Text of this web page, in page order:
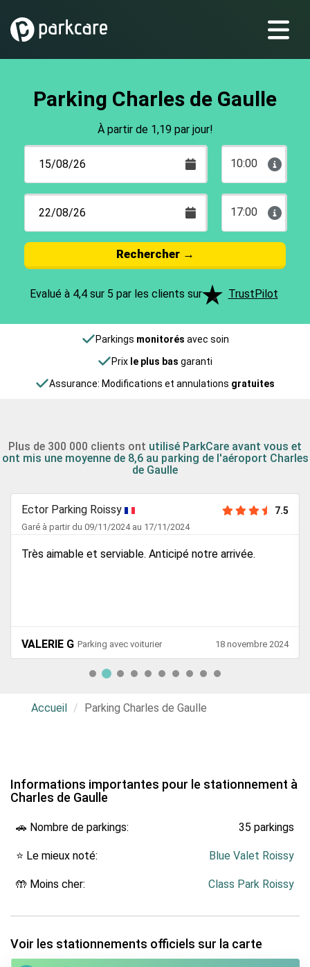
Parking Charles de Gaulle
À partir de 1,19 par jour!
10:00
17:00
Rechercher→
Evalué à 4,4 sur 5 par les clients sur TrustPilot
Parkings monitorés avec soin
Prix le plus bas garanti
Assurance: Modifications et annulations gratuites
Plus de 300 000 clients ont utilisé ParkCare avant vous et
ont mis une moyenne de 8,6 au parking de l'aéroport Charles
de Gaulle
Ector Parking Roissy 7.5
Garé à partir du 09/11/2024 au 17/11/2024
Très aimable et serviable. Anticipé notre arrivée.
VALERIE G Parking avec voiturier 18 novembre 2024
Accueil Parking Charles de Gaulle
Informations importantes pour le stationnement à
Charles de Gaulle
🚗 Nombre de parkings: 35 parkings
⭐ Le mieux noté: Blue Valet Roissy
🤲 Moins cher: Class Park Roissy
Voir les stationnements officiels sur la carte